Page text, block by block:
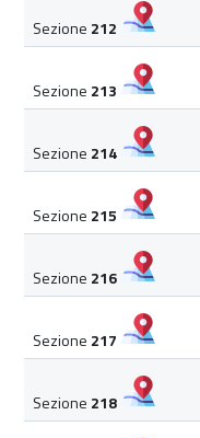
Sezione 212
Sezione 213
Sezione 214
Sezione 215
Sezione 216
Sezione 217
Sezione 218